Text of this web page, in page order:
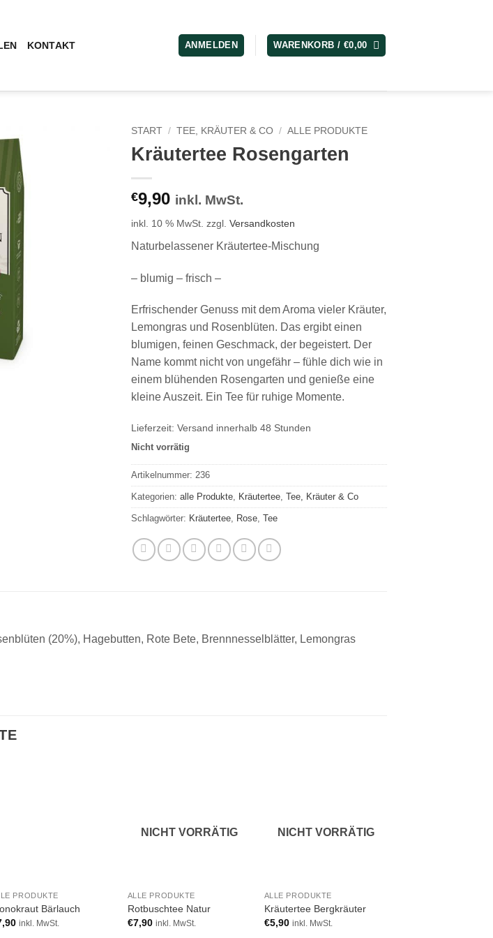
KONTAKT ANMELDEN WARENKORB / €0,00
START / TEE, KRÄUTER & CO / ALLE PRODUKTE
Kräutertee Rosengarten
€9,90 inkl. MwSt.
inkl. 10 % MwSt. zzgl. Versandkosten
Naturbelassener Kräutertee-Mischung
– blumig – frisch –
Erfrischender Genuss mit dem Aroma vieler Kräuter,
Lemongras und Rosenblüten. Das ergibt einen
blumigen, feinen Geschmack, der begeistert. Der
Name kommt nicht von ungefähr – fühle dich wie in
einem blühenden Rosengarten und genieße eine
kleine Auszeit. Ein Tee für ruhige Momente.
Lieferzeit: Versand innerhalb 48 Stunden
Nicht vorrätig
Artikelnummer: 236
Kategorien: alle Produkte, Kräutertee, Tee, Kräuter & Co
Schlagwörter: Kräutertee, Rose, Tee
(20%), Hagebutten, Rote Bete, Brennnesselblätter, Lemongras
PRODUKTE
Bärlauch
inkl. MwSt.
NICHT VORRÄTIG
ALLE PRODUKTE
Rotbuschtee Natur
€7,90 inkl. MwSt.
NICHT VORRÄTIG
ALLE PRODUKTE
Kräutertee Bergkräuter
€5,90 inkl. MwSt.